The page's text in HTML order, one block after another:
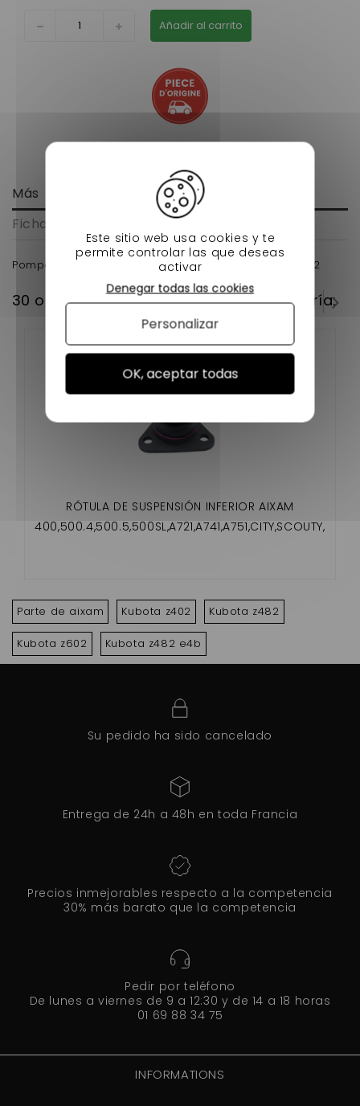
Añadir al carrito
Más
Ficha técnica
Pompe a huile voiture sans permis kubota Z402 Z482
30 otros productos en la misma categoría:
RÓTULA DE SUSPENSIÓN INFERIOR AIXAM
400,500.4,500.5,500SL,A721,A741,A751,CITY,SCOUTY,
Parte de aixam Kubota z402 Kubota z482
Kubota z602 Kubota z482 e4b
Su pedido ha sido cancelado
Entrega de 24h a 48h en toda Francia
Precios inmejorables respecto a la competencia
30% más barato que la competencia
Pedir por teléfono
De lunes a viernes de 9 a 12:30 y de 14 a 18 horas
01 69 88 34 75
INFORMATIONS
Este sitio web usa cookies y te
permite controlar las que deseas
activar
OK, aceptar todas
Denegar todas las cookies
Personalizar